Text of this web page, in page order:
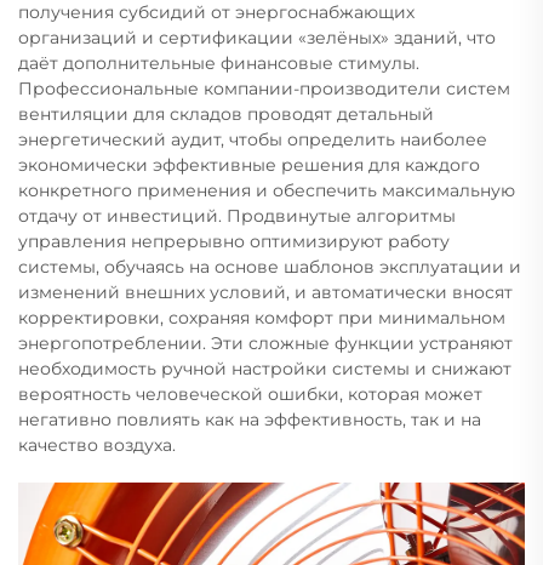
получения субсидий от энергоснабжающих
организаций и сертификации «зелёных» зданий, что
даёт дополнительные финансовые стимулы.
Профессиональные компании-производители систем
вентиляции для складов проводят детальный
энергетический аудит, чтобы определить наиболее
экономически эффективные решения для каждого
конкретного применения и обеспечить максимальную
отдачу от инвестиций. Продвинутые алгоритмы
управления непрерывно оптимизируют работу
системы, обучаясь на основе шаблонов эксплуатации и
изменений внешних условий, и автоматически вносят
корректировки, сохраняя комфорт при минимальном
энергопотреблении. Эти сложные функции устраняют
необходимость ручной настройки системы и снижают
вероятность человеческой ошибки, которая может
негативно повлиять как на эффективность, так и на
качество воздуха.